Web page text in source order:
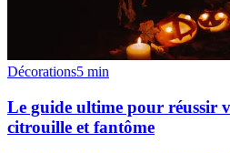
Décorations5 min
Le guide ultime pour réussir
citrouille et fantôme